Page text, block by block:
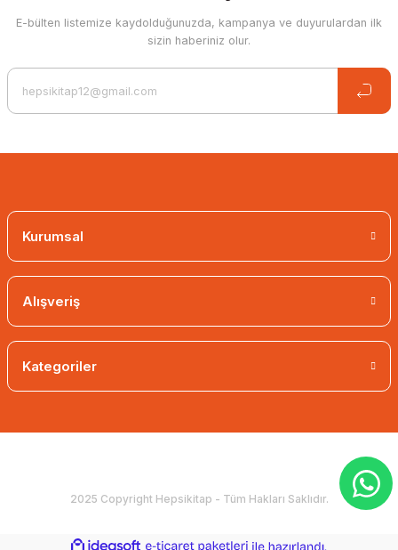
E-bülten listemize kaydolduğunuzda, kampanya ve duyurulardan ilk
sizin haberiniz olur.
Kurumsal
Alışveriş
Kategoriler
2025 Copyright Hepsikitap - Tüm Hakları Saklıdır.
ideasoft e-